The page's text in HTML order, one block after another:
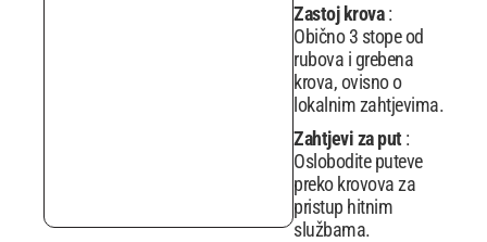
Zastoj krova:
Obično 3 stope od
rubova i grebena
krova, ovisno o
lokalnim zahtjevima.
Zahtjevi za put :
Oslobodite puteve
preko krovova za
pristup hitnim
službama.